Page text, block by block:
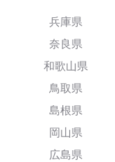
兵庫県
奈良県
和歌山県
鳥取県
島根県
岡山県
広島県